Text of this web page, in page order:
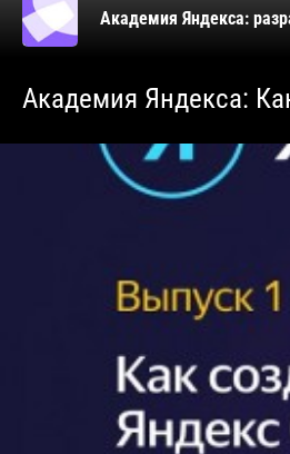
Академия Яндекса:
Академия Яндекса: